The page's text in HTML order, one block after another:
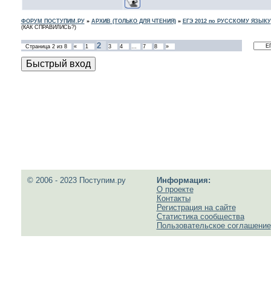
ФОРУМ ПОСТУПИМ.РУ» АРХИВ (ТОЛЬКО ДЛЯ ЧТЕНИЯ)» ЕГЭ 2012 по РУССКОМУ ЯЗЫКУ
(КАК СПРАВИЛИСЬ?)
Страница 2из 8 « 1 2 3 4 … 7 8 »
© 2006 - 2023 Поступим.ру
Информация:
О проекте
Контакты
Регистрация на сайте
Статистика сообщества
Пользовательское соглашение